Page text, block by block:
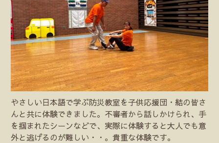
やさしい日本語で学ぶ防災教室を子供応援団・結の皆さ
んと共に体験できました。不審者から話しかけられ、手
を掴まれたシーンなどで、実際に体験すると大人でも意
外と逃げるのが難しい・・。貴重な体験です。